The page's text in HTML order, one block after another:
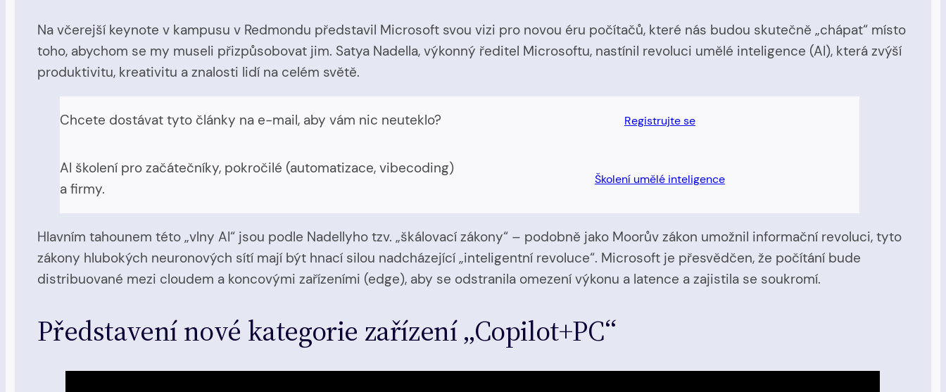
Na včerejší keynote v kampusu v Redmondu představil Microsoft svou vizi pro novou éru počítačů, které nás budou skutečně „chápat“ místo
toho, abychom se my museli přizpůsobovat jim. Satya Nadella, výkonný ředitel Microsoftu, nastínil revoluci umělé inteligence (AI), která zvýší
produktivitu, kreativitu a znalosti lidí na celém světě.
Chcete dostávat tyto články na e-mail, aby vám nic neuteklo? Registrujte se
AI školení pro začátečníky, pokročilé (automatizace, vibecoding)
a firmy.
Školení umělé inteligence
Hlavním tahounem této „vlny AI“ jsou podle Nadellyho tzv. „škálovací zákony“ – podobně jako Moorův zákon umožnil informační revoluci, tyto
zákony hlubokých neuronových sítí mají být hnací silou nadcházející „inteligentní revoluce“. Microsoft je přesvědčen, že počítání bude
distribuované mezi cloudem a koncovými zařízeními (edge), aby se odstranila omezení výkonu a latence a zajistila se soukromí.
Představení nové kategorie zařízení „Copilot+PC“